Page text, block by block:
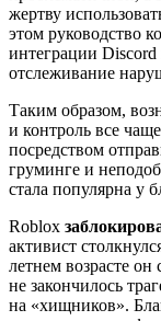
жертву
этом руководство
интеграции Discord
отслеживание
Таким образом,
и контроль все
посредством
груминге и
стала популярна у
Roblox
активист
летнем возрасте он
не закончилось
на «хищников».